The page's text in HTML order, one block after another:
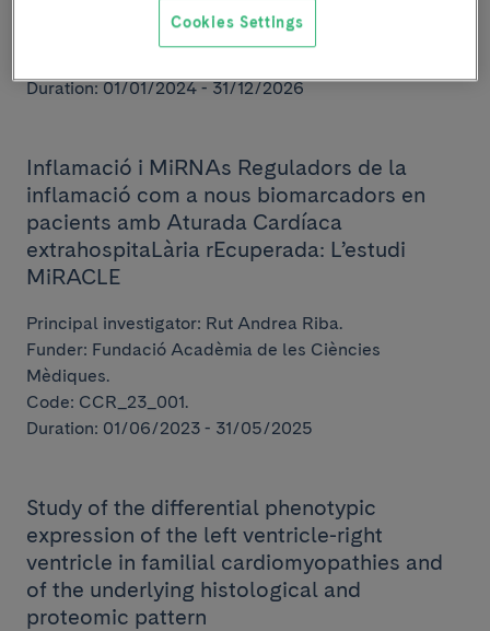
Funder: Instituto de Salud Carlos III (ISCIII).
Duration: 01/01/2024 - 31/12/2026
Inflamació i MiRNAs Reguladors de la
inflamació com a nous biomarcadors en
pacients amb Aturada Cardíaca
extrahospitaLària rEcuperada: L’estudi
MiRACLE
Principal investigator: Rut Andrea Riba.
Funder: Fundació Acadèmia de les Ciències
Mèdiques.
Code: CCR_23_001.
Duration: 01/06/2023 - 31/05/2025
Study of the differential phenotypic
expression of the left ventricle-right
ventricle in familial cardiomyopathies and
of the underlying histological and
proteomic pattern
Cookies Settings